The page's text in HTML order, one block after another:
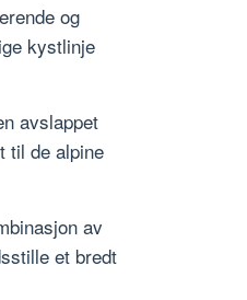
og
kystlinje
avslappet
til de alpine
av
et bredt